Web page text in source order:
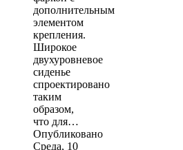
дополнительным
элементом
крепления.
Широкое
двухуровневое
сиденье
спроектировано
таким
образом,
что для…
Опубликовано
Среда, 10